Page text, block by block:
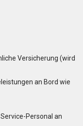
Versicherung (wird
an Bord wie
Personal an